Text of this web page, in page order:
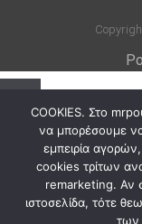
Καλάθι
Το καλάθι σας
Σύνολο:€0.00
COOKIES. Στο
να μπορέσουμε
εμπειρία
cookies τρίτων
remarketing. Αν
ιστοσελίδα, τότε
των